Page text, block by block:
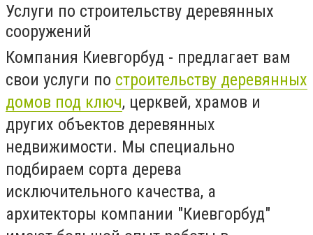
Услуги по строительству деревянных
сооружений
Компания Киевгорбуд - предлагает вам
свои услуги по строительству деревянных
домов под ключ, церквей, храмов и
других объектов деревянных
недвижимости. Мы специально
подбираем сорта дерева
исключительного качества, а
архитекторы компании "Киевгорбуд"